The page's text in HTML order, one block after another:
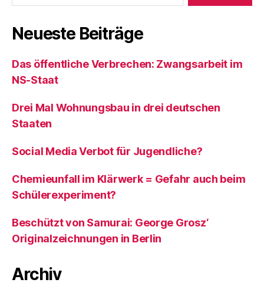
Neueste Beiträge
Das öffentliche Verbrechen: Zwangsarbeit im
NS-Staat
Drei Mal Wohnungsbau in drei deutschen
Staaten
Social Media Verbot für Jugendliche?
Chemieunfall im Klärwerk = Gefahr auch beim
Schülerexperiment?
Beschützt von Samurai: George Grosz‘
Originalzeichnungen in Berlin
Archiv